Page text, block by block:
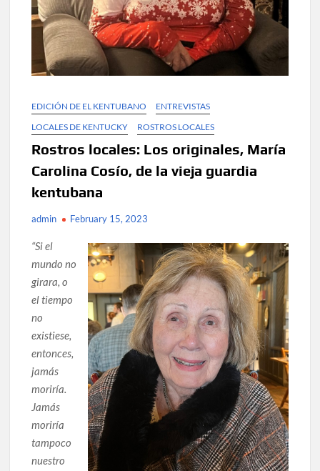
EDICIÓN DE EL KENTUBANO
ENTREVISTAS
LOCALES DE KENTUCKY
ROSTROS LOCALES
Rostros locales: Los originales, María
Carolina Cosío, de la vieja guardia
kentubana
admin February 15, 2023
“Si el
mundo no
girara, o
el tiempo
no
existiese,
entonces,
jamás
moriría.
Jamás
moriría
tampoco
nuestro